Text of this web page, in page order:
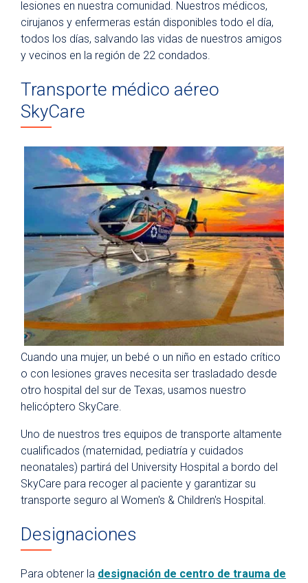
lesiones en nuestra comunidad. Nuestros médicos,
cirujanos y enfermeras están disponibles todo el día,
todos los días, salvando las vidas de nuestros amigos
y vecinos en la región de 22 condados.
Transporte médico aéreo
SkyCare
Cuando una mujer, un bebé o un niño en estado crítico
o con lesiones graves necesita ser trasladado desde
otro hospital del sur de Texas, usamos nuestro
helicóptero SkyCare.
Uno de nuestros tres equipos de transporte altamente
cualificados (maternidad, pediatría y cuidados
neonatales) partirá del University Hospital a bordo del
SkyCare para recoger al paciente y garantizar su
transporte seguro al Women's & Children's Hospital.
Designaciones
Para obtener la designación de centro de trauma de